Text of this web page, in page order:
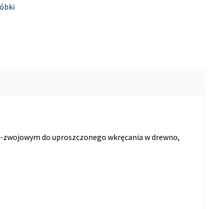
do uproszczonego wkręcania w drewno,